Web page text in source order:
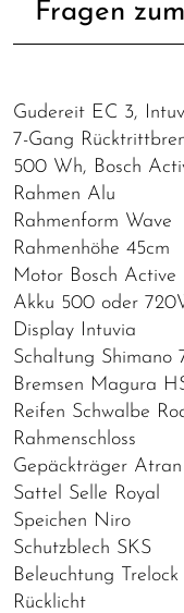
Fragen
Gudereit EC 3,
7-Gang
500 Wh, Bosch
Rahmen Alu
Rahmenform Wave
Rahmenhöhe 45cm
Motor Bosch Active
Akku 500 oder
Display Intuvia
Schaltung Shimano
Bremsen Magura
Reifen Schwalbe
Rahmenschloss
Gepäckträger
Sattel Selle Royal
Speichen Niro
Schutzblech SKS
Beleuchtung
Rücklicht